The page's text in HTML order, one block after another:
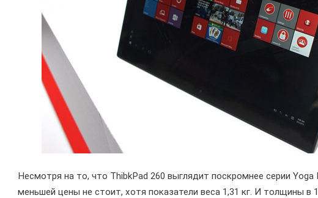
Несмотря на то, что ThibkPad 260 выглядит поскромнее серии
меньшей цены не стоит, хотя показатели веса 1,31 кг. И толщины в